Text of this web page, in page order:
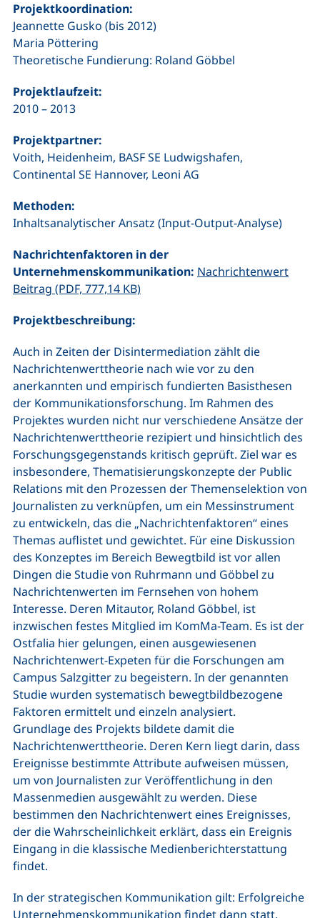
Projektkoordination:
Jeannette Gusko (bis 2012)
Maria Pöttering
Theoretische Fundierung: Roland Göbbel
Projektlaufzeit:
2010 – 2013
Projektpartner:
Voith, Heidenheim, BASF SE Ludwigshafen,
Continental SE Hannover, Leoni AG
Methoden:
Inhaltsanalytischer Ansatz (Input-Output-Analyse)
Nachrichtenfaktoren in der
Unternehmenskommunikation: Nachrichtenwert
Beitrag (PDF, 777,14 KB)(öffnet neues Fenster), (nicht
Projektbeschreibung:
Auch in Zeiten der Disintermediation zählt die
Nachrichtenwerttheorie nach wie vor zu den
anerkannten und empirisch fundierten Basisthesen
der Kommunikationsforschung. Im Rahmen des
Projektes wurden nicht nur verschiedene Ansätze der
Nachrichtenwerttheorie rezipiert und hinsichtlich des
Forschungsgegenstands kritisch geprüft. Ziel war es
insbesondere, Thematisierungskonzepte der Public
Relations mit den Prozessen der Themenselektion von
Journalisten zu verknüpfen, um ein Messinstrument
zu entwickeln, das die „Nachrichtenfaktoren“ eines
Themas auflistet und gewichtet. Für eine Diskussion
des Konzeptes im Bereich Bewegtbild ist vor allen
Dingen die Studie von Ruhrmann und Göbbel zu
Nachrichtenwerten im Fernsehen von hohem
Interesse. Deren Mitautor, Roland Göbbel, ist
inzwischen festes Mitglied im KomMa-Team. Es ist der
Ostfalia hier gelungen, einen ausgewiesenen
Nachrichtenwert-Expeten für die Forschungen am
Campus Salzgitter zu begeistern. In der genannten
Studie wurden systematisch bewegtbildbezogene
Faktoren ermittelt und einzeln analysiert.
Grundlage des Projekts bildete damit die
Nachrichtenwerttheorie. Deren Kern liegt darin, dass
Ereignisse bestimmte Attribute aufweisen müssen,
um von Journalisten zur Veröffentlichung in den
Massenmedien ausgewählt zu werden. Diese
bestimmen den Nachrichtenwert eines Ereignisses,
der die Wahrscheinlichkeit erklärt, dass ein Ereignis
Eingang in die klassische Medienberichterstattung
findet.
In der strategischen Kommunikation gilt: Erfolgreiche
Unternehmenskommunikation findet dann statt,